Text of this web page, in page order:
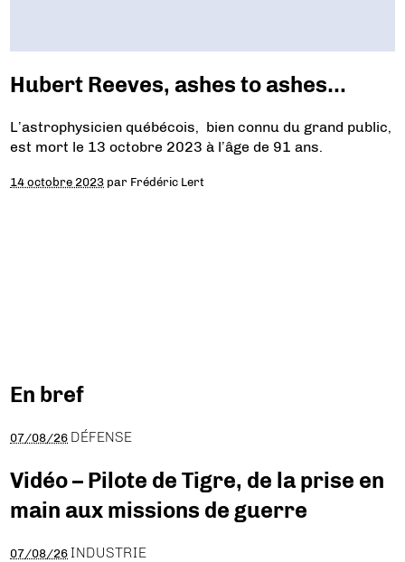
Hubert Reeves, ashes to ashes…
L’astrophysicien québécois, bien connu du grand public,
est mort le 13 octobre 2023 à l’âge de 91 ans.
14 octobre 2023 par Frédéric Lert
En bref
07/08/26 DÉFENSE
Vidéo – Pilote de Tigre, de la prise en
main aux missions de guerre
07/08/26 INDUSTRIE